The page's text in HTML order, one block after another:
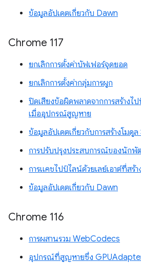
ข้อมูลอัปเดตเกี่ยวกับ Dawn
Chrome 117
ยกเลิกการตั้งค่าบัฟเฟอร์จุดยอด
ยกเลิกการตั้งค่ากลุ่มการผูก
ปิดเสียงข้อผิดพลาดจากการสร้าง
เมื่ออุปกรณ์สูญหาย
ข้อมูลอัปเดตเกี่ยวกับการสร้างโมดู
การปรับปรุงประสบการณ์ของนัก
การแคชไปป์ไลน์ด้วยเลย์เอาต์ที่สร้
ข้อมูลอัปเดตเกี่ยวกับ Dawn
Chrome 116
การผสานรวม WebCodecs
อุปกรณ์ที่สูญหายซึ่ง